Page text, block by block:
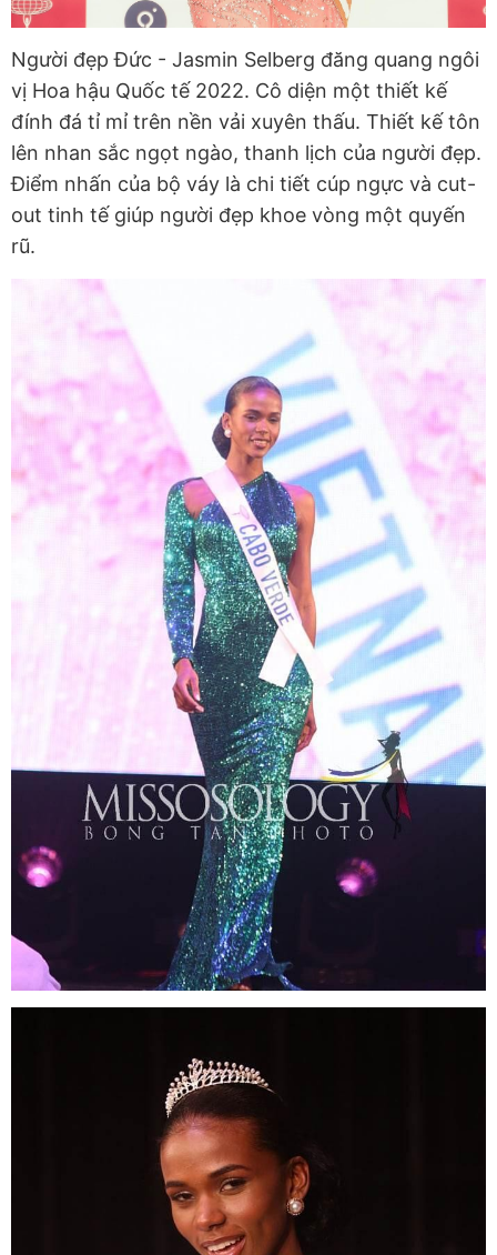
Người đẹp Đức - Jasmin Selberg đăng quang ngôi
vị Hoa hậu Quốc tế 2022. Cô diện một thiết kế
đính đá tỉ mỉ trên nền vải xuyên thấu. Thiết kế tôn
lên nhan sắc ngọt ngào, thanh lịch của người đẹp.
Điểm nhấn của bộ váy là chi tiết cúp ngực và cut-
out tinh tế giúp người đẹp khoe vòng một quyến
rũ.